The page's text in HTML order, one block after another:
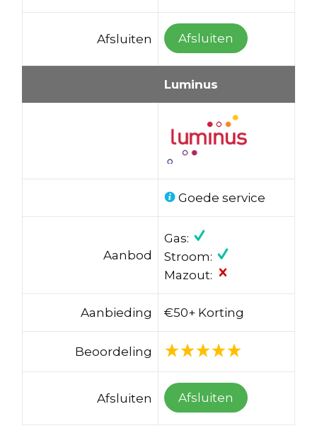
Afsluiten Afsluiten
Luminus
Goede service
Aanbod
Gas:
Stroom:
Mazout:
Aanbieding €50+ Korting
Beoordeling
Afsluiten Afsluiten